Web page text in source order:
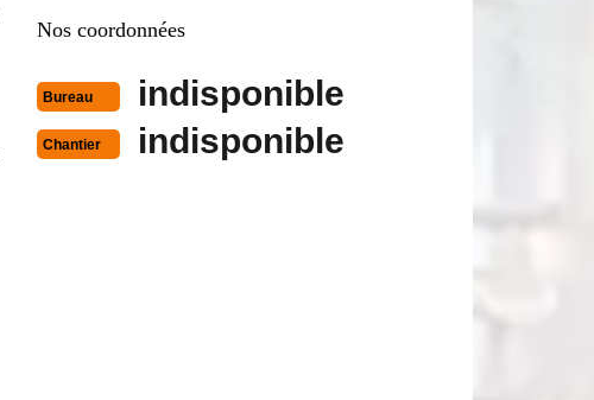
Nos coordonnées
Bureau indisponible
Chantier indisponible